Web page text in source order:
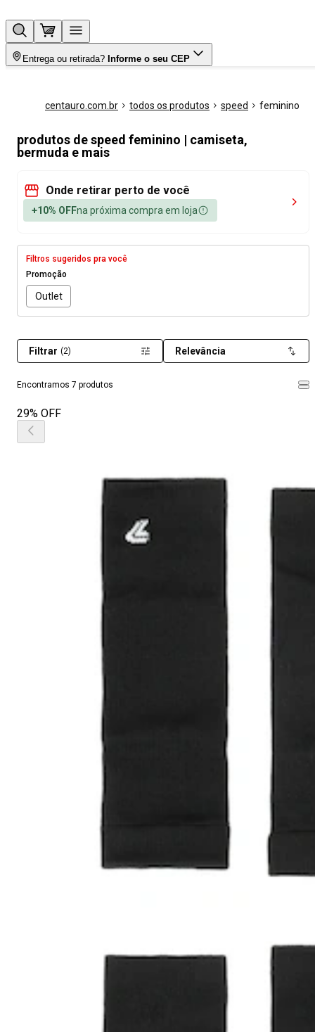
Entrega ou retirada? Informe o seu CEP
centauro.com.br todos os produtos speed feminino
produtos de speed feminino | camiseta,
bermuda e mais
Onde retirar perto de você
+10% OFFna próxima compra em loja
Filtros sugeridos pra você
Promoção
Outlet
Encontramos 7 produtos
Filtrar (2) Relevância
29% OFF